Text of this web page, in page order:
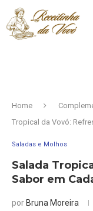
Home
Tropical da Vovó:
Saladas e Molhos
Salada
Sabor em
por Bruna Moreira